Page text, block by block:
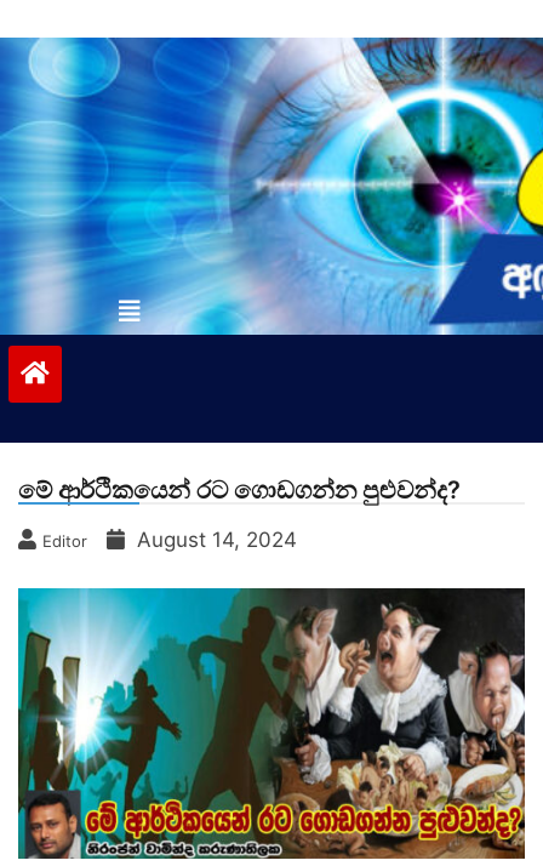
to
contentvinivida.lk
මේ ආර්ථිකයෙන් රට ගොඩගන්න පුළුවන්ද?
Editor August 14, 2024